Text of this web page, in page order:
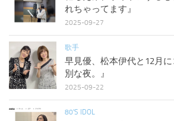
れちゃってます』
2025-09-27
歌手
早見優、松本伊代と12月
別な夜。』
2025-09-22
80'S IDOL